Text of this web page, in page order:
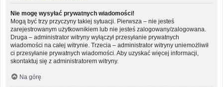
Nie mogę wysyłać prywatnych wiadomości!
Mogą być trzy przyczyny takiej sytuacji. Pierwsza – nie jesteś
zarejestrowanym użytkownikiem lub nie jesteś zalogowany/zalogowana.
Druga – administrator witryny wyłączył przesyłanie prywatnych
wiadomości na całej witrynie. Trzecia – administrator witryny uniemożliwił
ci przesyłanie prywatnych wiadomości. Aby uzyskać więcej informacji,
skontaktuj się z administratorem witryny.
Na górę